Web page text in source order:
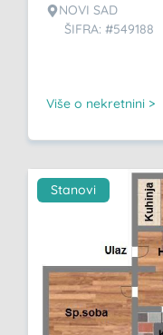
NOVI SAD
ŠIFRA: #549188
Više o nekretnini >
Stanovi